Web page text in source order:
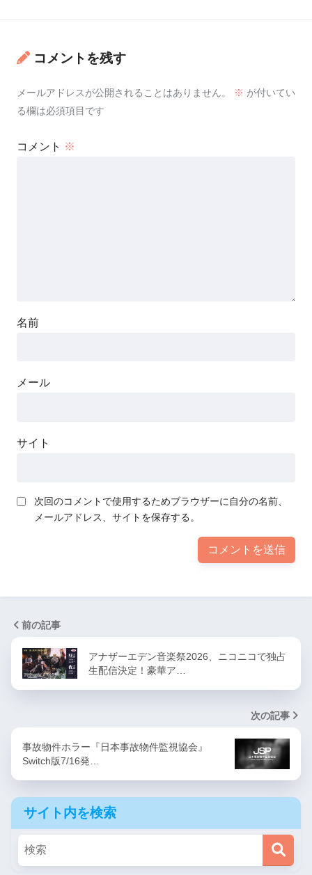
コメントを残す
メールアドレスが公開されることはありません。 ※ が付いてい
る欄は必須項目です
コメント ※
名前
メール
サイト
次回のコメントで使用するためブラウザーに自分の名前、
メールアドレス、サイトを保存する。
前の記事
アナザーエデン音楽祭2026、ニコニコで独占
生配信決定！豪華ア…
次の記事
事故物件ホラー『日本事故物件監視協会』
Switch版7/16発…
サイト内を検索